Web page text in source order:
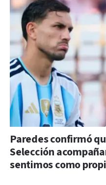
Paredes confirmó
Selección
sentimos como